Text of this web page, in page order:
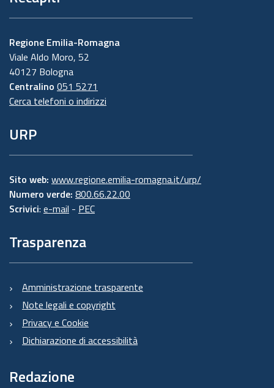
Regione Emilia-Romagna
Viale Aldo Moro, 52
40127 Bologna
Centralino 051 5271
Cerca telefoni o indirizzi
URP
Sito web: www.regione.emilia-romagna.it/urp/
Numero verde: 800.66.22.00
Scrivici: e-mail - PEC
Trasparenza
Amministrazione trasparente
Note legali e copyright
Privacy e Cookie
Dichiarazione di accessibilità
Redazione